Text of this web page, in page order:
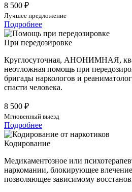
8 500 ₽
Лучшее предложение
Подробнее
При передозировке
Круглосуточная, АНОНИМНАЯ,
неотложная помощь при
бригады наркологов и
спасти человека.
8 500 ₽
Мгновенный выезд
Подробнее
Кодирование
Медикаментозное или
наркомании, блокирующее
позволяющее зависимому